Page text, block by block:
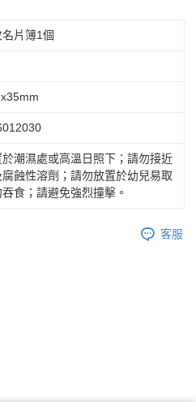
片簿1個
潮濕處或高溫日照下；請勿接近
蝕性溶劑；請勿放置於幼兒易取
食；請避免強烈撞擊。
客服